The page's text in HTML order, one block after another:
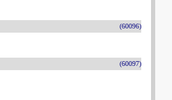
(60096)
(60097)